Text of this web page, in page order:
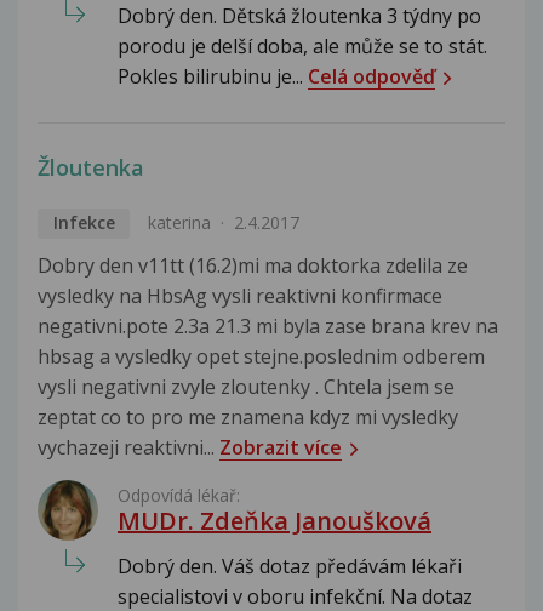
Dobrý den. Dětská žloutenka 3 týdny po
porodu je delší doba, ale může se to stát.
Pokles bilirubinu je... Celá odpověď
Žloutenka
Infekce katerina 2.4.2017
Dobry den v11tt (16.2)mi ma doktorka zdelila ze
vysledky na HbsAg vysli reaktivni konfirmace
negativni.pote 2.3a 21.3 mi byla zase brana krev na
hbsag a vysledky opet stejne.poslednim odberem
vysli negativni zvyle zloutenky . Chtela jsem se
zeptat co to pro me znamena kdyz mi vysledky
vychazeji reaktivni... Zobrazit více
Odpovídá lékař:
MUDr. Zdeňka Janoušková
Dobrý den. Váš dotaz předávám lékaři
specialistovi v oboru infekční. Na dotaz